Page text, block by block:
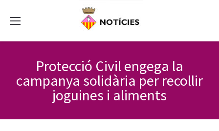
Protecció Civil engega la
campanya solidària per recollir
joguines i aliments